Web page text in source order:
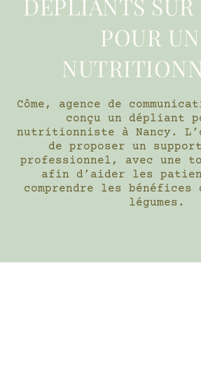
POUR
Côme, agence de
conçu un dépliant
nutritionniste à Nancy.
de proposer un
professionnel, avec une
afin d’aider les
comprendre les
légumes.